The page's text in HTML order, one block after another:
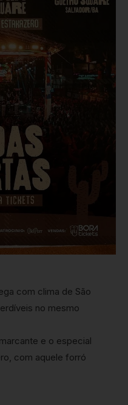
com clima de São
no mesmo
e o especial
com aquele forró